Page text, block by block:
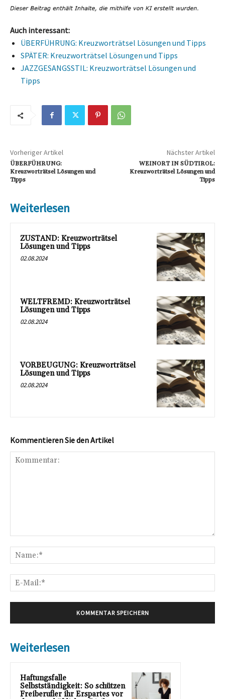
Auch interessant:
ÜBERFÜHRUNG: Kreuzworträtsel Lösungen und Tipps
SPÄTER: Kreuzworträtsel Lösungen und Tipps
JAZZGESANGSSTIL: Kreuzworträtsel Lösungen und
Tipps
Vorheriger Artikel
ÜBERFÜHRUNG:
Kreuzworträtsel Lösungen und
Tipps
Nächster Artikel
WEINORT IN SÜDTIROL:
Kreuzworträtsel Lösungen und
Tipps
Weiterlesen
ZUSTAND: Kreuzworträtsel
Lösungen und Tipps
02.08.2024
WELTFREMD: Kreuzworträtsel
Lösungen und Tipps
02.08.2024
VORBEUGUNG: Kreuzworträtsel
Lösungen und Tipps
02.08.2024
Kommentieren Sie den Artikel
Weiterlesen
Haftungsfalle
Selbstständigkeit: So schützen
Freiberufler ihr Erspartes vor